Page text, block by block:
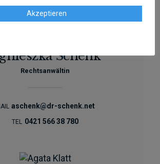
Schenk
Rechtsanwältin
aschenk@dr-schenk.net
TEL 0421 566 38 780
Akzeptieren